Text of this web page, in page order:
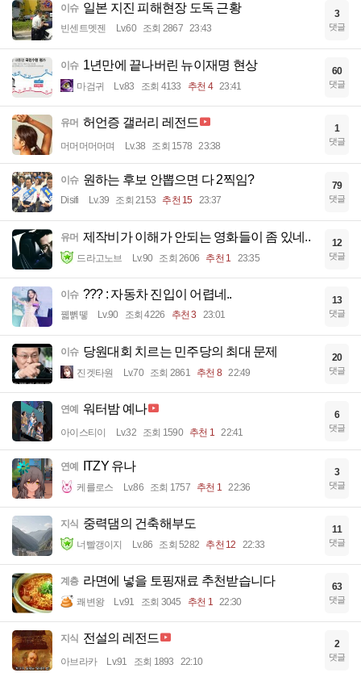
이슈 일본 지진 피해현장 도독 근황
빈센트멧젠 Lv.60 조회 2867 23:43
3
댓글
이슈 1년만에 끝나버린 뉴이재명 현상
마검귀 Lv.83 조회 4133 추천 4 23:41
60
댓글
유머 허언증 갤러리 레전드
머머머머머며 Lv.38 조회 1578 23:38
1
댓글
이슈 원하는 후보 안뽑으면 다 2찍임?
Disifi Lv.39 조회 2153 추천 15 23:37
79
댓글
유머 제작비가 이해가 안되는 영화들이 좀 있네..
드라고노브 Lv.90 조회 2606 추천 1 23:35
12
댓글
이슈 ??? : 자동차 진입이 어렵네..
꿻뻵뗗 Lv.90 조회 4226 추천 3 23:01
13
댓글
이슈 당원대회 치르는 민주당의 최대 문제
진겟타원 Lv.70 조회 2861 추천 8 22:49
20
댓글
연예 워터밤 예나
아이스티이 Lv.32 조회 1590 추천 1 22:41
6
댓글
연예 ITZY 유나
케를로스 Lv.86 조회 1757 추천 1 22:36
3
댓글
지식 중력댐의 건축해부도
너빨갱이지 Lv.86 조회 5282 추천 12 22:33
11
댓글
계층 라면에 넣을 토핑재료 추천받습니다
쾌변왕 Lv.91 조회 3045 추천 1 22:30
63
댓글
지식 전설의 레전드
아브라카 Lv.91 조회 1893 22:10
2
댓글